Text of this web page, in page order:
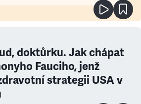
doktůrku. Jak chápat
Fauciho, jenž
strategii USA v